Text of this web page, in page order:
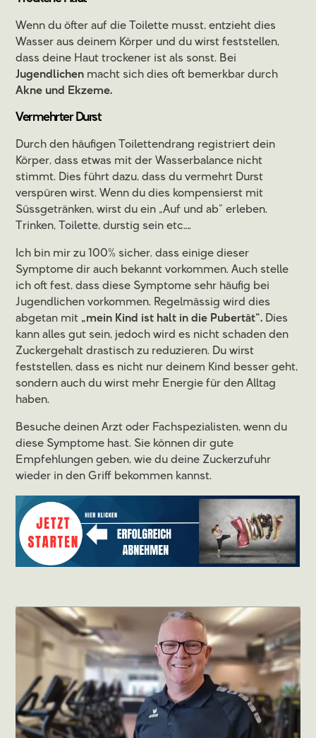
Wenn du öfter auf die Toilette musst, entzieht dies
Wasser aus deinem Körper und du wirst feststellen,
dass deine Haut trockener ist als sonst. Bei
Jugendlichen macht sich dies oft bemerkbar durch
Akne und Ekzeme.
Vermehrter Durst
Durch den häufigen Toilettendrang registriert dein
Körper, dass etwas mit der Wasserbalance nicht
stimmt. Dies führt dazu, dass du vermehrt Durst
verspüren wirst. Wenn du dies kompensierst mit
Süssgetränken, wirst du ein „Auf und ab“ erleben.
Trinken, Toilette, durstig sein etc….
Ich bin mir zu 100% sicher. dass einige dieser
Symptome dir auch bekannt vorkommen. Auch stelle
ich oft fest, dass diese Symptome sehr häufig bei
Jugendlichen vorkommen. Regelmässig wird dies
abgetan mit „mein Kind ist halt in die Pubertät“. Dies
kann alles gut sein, jedoch wird es nicht schaden den
Zuckergehalt drastisch zu reduzieren. Du wirst
feststellen, dass es nicht nur deinem Kind besser geht,
sondern auch du wirst mehr Energie für den Alltag
haben.
Besuche deinen Arzt oder Fachspezialisten, wenn du
diese Symptome hast. Sie können dir gute
Empfehlungen geben, wie du deine Zuckerzufuhr
wieder in den Griff bekommen kannst.